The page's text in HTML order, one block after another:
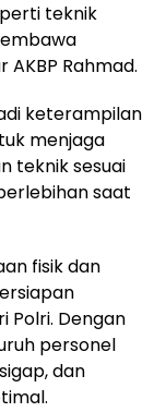
teknik
Rahmad.
keterampilan
menjaga
teknik sesuai
saat
fisik dan
Polri. Dengan
personel
dan